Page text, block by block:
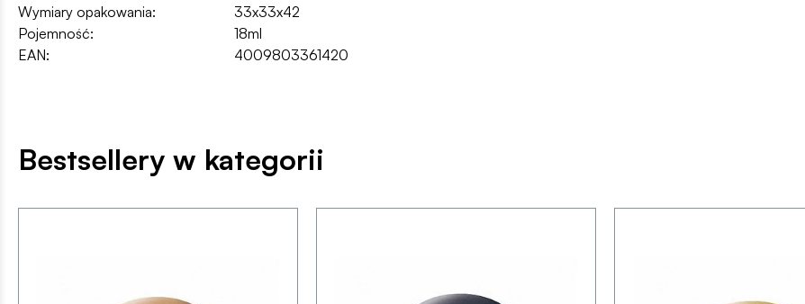
Wymiary opakowania:
33x33x42
Pojemność:
18ml
EAN:
4009803361420
Bestsellery w kategorii